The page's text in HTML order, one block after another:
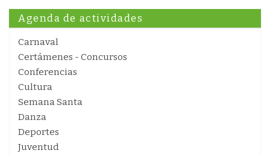
Agenda de actividades
Carnaval
Certámenes - Concursos
Conferencias
Cultura
Semana Santa
Danza
Deportes
Juventud